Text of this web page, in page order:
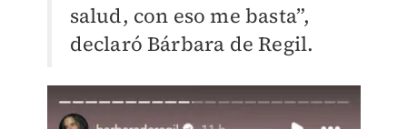
salud, con eso me basta”,
declaró Bárbara de Regil.